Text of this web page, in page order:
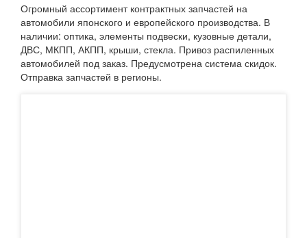
Огромный ассортимент контрактных запчастей на
автомобили японского и европейского производства. В
наличии: оптика, элементы подвески, кузовные детали,
ДВС, МКПП, АКПП, крыши, стекла. Привоз распиленных
автомобилей под заказ. Предусмотрена система скидок.
Отправка запчастей в регионы.